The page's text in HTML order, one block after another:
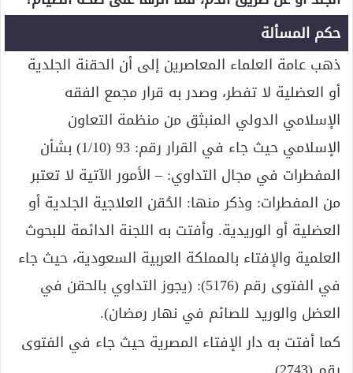
حكم المسألة
ذهب عامة العلماء المعاصرين إلى أن الحقنة الجلدية
أو العضلية لا تفطر، وصدر به قرار مجمع الفقه
الإسلامي الدولي المنبثق من منظمة التعاون
الإسلامي حيث جاء في القرار رقم: 93 (1/10) بشأن
المفطرات في مجال التداوي: – الأمور الآتية لا تعتبر
من المفطرات: وذكر منها: الحُقن العلاجية الجلدية أو
العضلية أو الوريدية. وأفتت به اللجنة الدائمة للبحوث
العلمية والإفتاء بالمملكة العربية السعودية، حيث جاء
في الفتوى رقم (5176): (يجوز التداوي بالحقن في
العضل والوريد للصائم في نهار رمضان).
كما أفتت به دار الإفتاء المصرية حيث جاء في الفتوى